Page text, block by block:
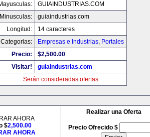
GUIAINDUSTRIAS.COM
Minusculas:
guiaindustrias.com
Longitud:
14 caracteres
Categorias:
Empresas e Industrias, Portales
Precio:
$2,500.00
Visitar!
guiaindustrias.com
Serán consideradas ofertas
AHORA
$2,500.00
AHORA
Realizar una Oferta
Precio Ofrecido $